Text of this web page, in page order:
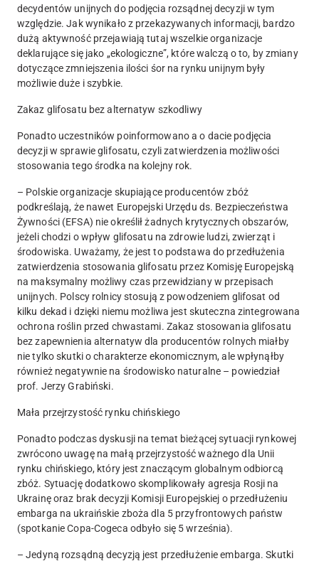
decydentów unijnych do podjęcia rozsądnej decyzji w tym
względzie. Jak wynikało z przekazywanych informacji, bardzo
dużą aktywność przejawiają tutaj wszelkie organizacje
deklarujące się jako „ekologiczne”, które walczą o to, by zmiany
dotyczące zmniejszenia ilości śor na rynku unijnym były
możliwie duże i szybkie.
Zakaz glifosatu bez alternatyw szkodliwy
Ponadto uczestników poinformowano a o dacie podjęcia
decyzji w sprawie glifosatu, czyli zatwierdzenia możliwości
stosowania tego środka na kolejny rok.
– Polskie organizacje skupiające producentów zbóż
podkreślają, że nawet Europejski Urzędu ds. Bezpieczeństwa
Żywności (EFSA) nie określił żadnych krytycznych obszarów,
jeżeli chodzi o wpływ glifosatu na zdrowie ludzi, zwierząt i
środowiska. Uważamy, że jest to podstawa do przedłużenia
zatwierdzenia stosowania glifosatu przez Komisję Europejską
na maksymalny możliwy czas przewidziany w przepisach
unijnych. Polscy rolnicy stosują z powodzeniem glifosat od
kilku dekad i dzięki niemu możliwa jest skuteczna zintegrowana
ochrona roślin przed chwastami. Zakaz stosowania glifosatu
bez zapewnienia alternatyw dla producentów rolnych miałby
nie tylko skutki o charakterze ekonomicznym, ale wpłynąłby
również negatywnie na środowisko naturalne – powiedział
prof. Jerzy Grabiński.
Mała przejrzystość rynku chińskiego
Ponadto podczas dyskusji na temat bieżącej sytuacji rynkowej
zwrócono uwagę na małą przejrzystość ważnego dla Unii
rynku chińskiego, który jest znaczącym globalnym odbiorcą
zbóż. Sytuację dodatkowo skomplikowały agresja Rosji na
Ukrainę oraz brak decyzji Komisji Europejskiej o przedłużeniu
embarga na ukraińskie zboża dla 5 przyfrontowych państw
(spotkanie Copa-Cogeca odbyło się 5 września).
– Jedyną rozsądną decyzją jest przedłużenie embarga. Skutki